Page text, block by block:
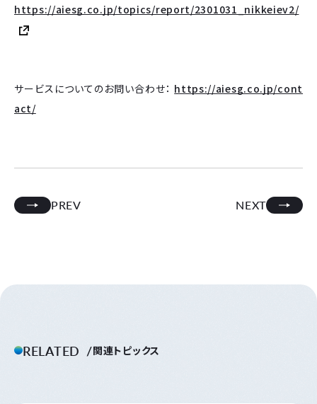
https://aiesg.co.jp/topics/report/2301031_nikkeiev2/
サービスについてのお問い合わせ： https://aiesg.co.jp/cont
act/
PREV NEXT
RELATED 関連トピックス